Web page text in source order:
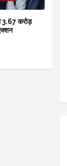
3.67 करोड़